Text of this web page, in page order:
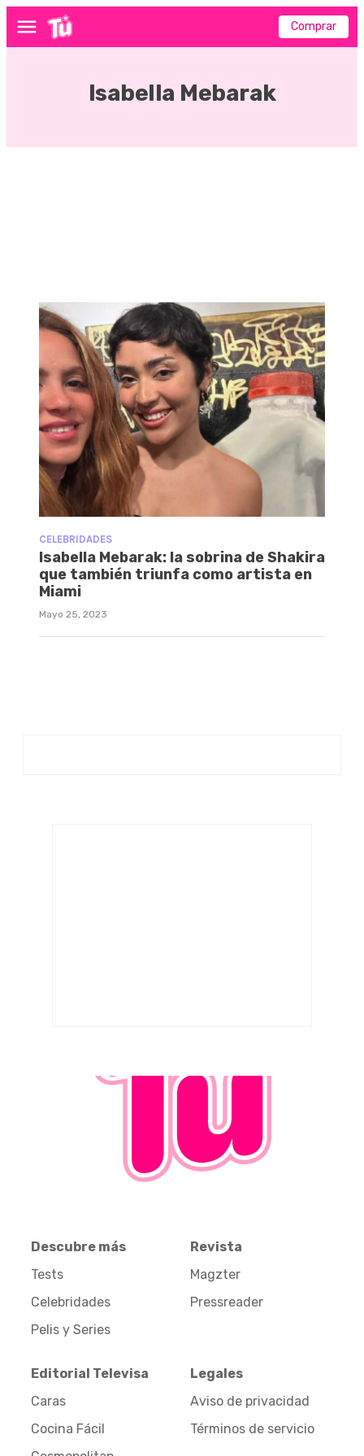
Menú Comprar
Isabella Mebarak
CELEBRIDADES
Isabella Mebarak: la sobrina de Shakira
que también triunfa como artista en
Miami
Mayo 25, 2023
Descubre más
Tests
Celebridades
Pelis y Series
Revista
Magzter
Pressreader
Editorial Televisa
Caras
Cocina Fácil
Legales
Aviso de privacidad
Términos de servicio